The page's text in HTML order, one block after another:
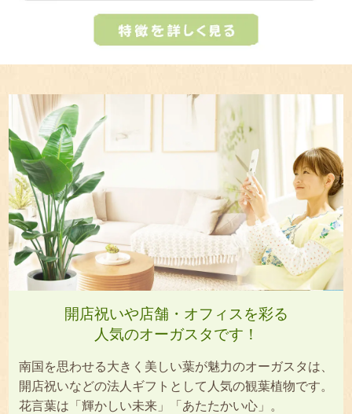
開店祝いや店舗・オフィスを彩る
人気のオーガスタです！
南国を思わせる大きく美しい葉が魅力のオーガスタは、
開店祝いなどの法人ギフトとして人気の観葉植物です。
花言葉は「輝かしい未来」「あたたかい心」。